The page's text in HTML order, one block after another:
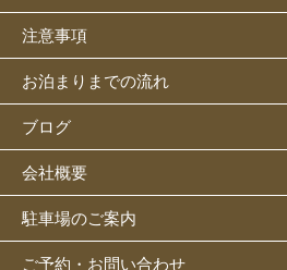
注意事項
お泊まりまでの流れ
ブログ
会社概要
駐車場のご案内
ご予約・お問い合わせ